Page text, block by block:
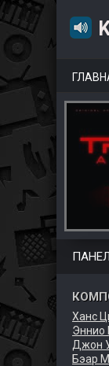
Ханс
Эннио
Джон
Бэар